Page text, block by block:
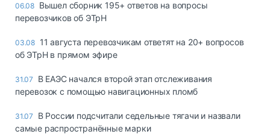
06.08 Вышел сборник 195+ ответов на вопросы
перевозчиков об ЭТрН
03.08 11 августа перевозчикам ответят на 20+ вопросов
об ЭТрН в прямом эфире
31.07
В ЕАЭС начался второй этап отслеживания
перевозок с помощью навигационных пломб
31.07
В России подсчитали седельные тягачи и назвали
самые распространённые марки